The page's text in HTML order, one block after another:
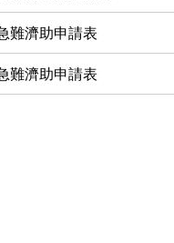
難濟助申請表
難濟助申請表